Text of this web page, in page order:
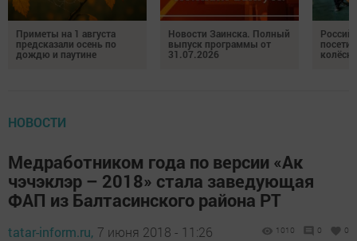
Приметы на 1 августа
предсказали осень по
дождю и паутине
Новости Заинска. Полный
выпуск программы от
31.07.2026
НОВОСТИ
Медработником года по версии «Ак
чэчэклэр – 2018» стала заведующая
ФАП из Балтасинского района РТ
tatar-inform.ru, 7 июня 2018 - 11:26 1010 0 0